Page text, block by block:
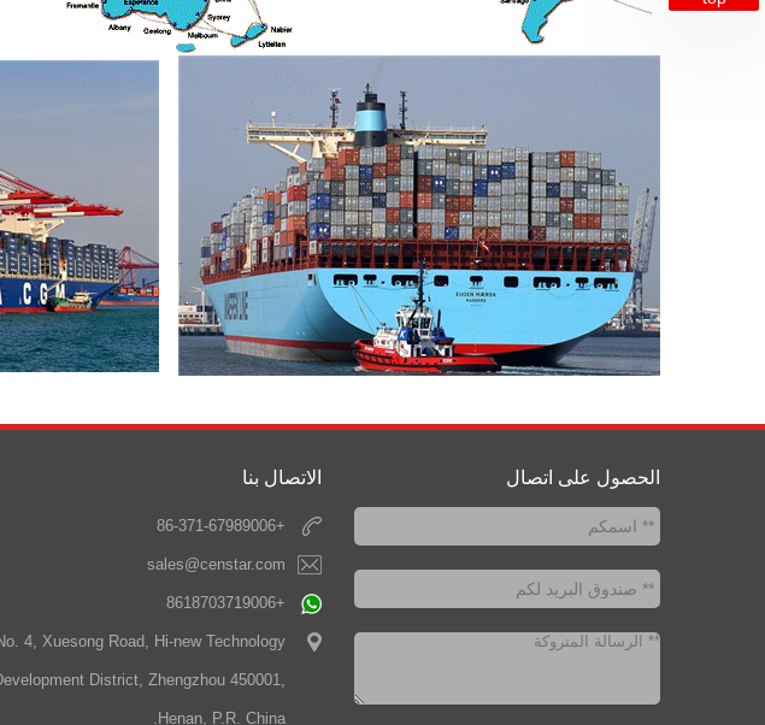
الاتصال بنا
+86-371-67989006
sales@censtar.com
+8618703719006
4, Xuesong Road, Hi-new Technology
District, Zhengzhou 450001,
Henan, P.R. China.
الحصول على اتصال